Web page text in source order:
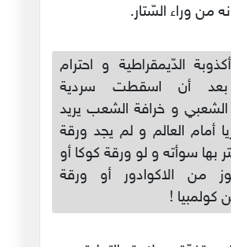
من وراء السّتار.
الدّيمقراطية و احترام
بعد أن اسقطت سردية
و خرافة الشعب يريد
أمام العالم و لم يجد ورقة
بها سوأته و لو ورقة كوكا أو
من الاكوادور أو ورقة
كولمبيا !